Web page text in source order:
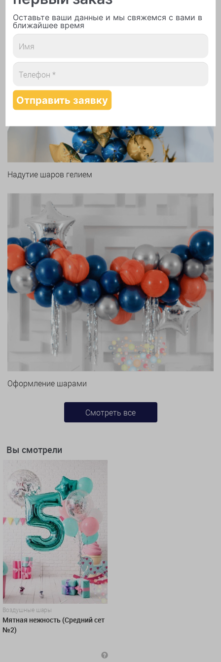
Арки и гирлянды из шаров
Надутие шаров гелием
Оформление шарами
Смотреть все
Вы смотрели
Воздушные шары
Мятная нежность (Средний сет
№2)
Оставьте ваши данные и мы свяжемся с вами в
ближайшее время